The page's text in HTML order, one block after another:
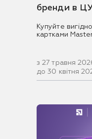
бренди в
Купуйте
картками
з 27 травня
до 30 квітня